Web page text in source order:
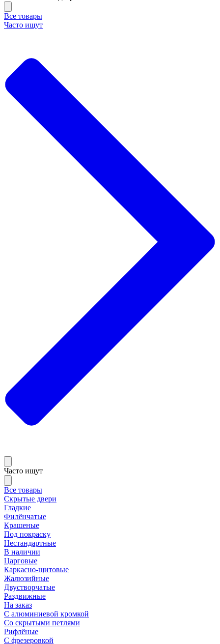
Все товары
Часто ищут
Часто ищут
Все товары
Скрытые двери
Гладкие
Филёнчатые
Крашеные
Под покраску
Нестандартные
В наличии
Царговые
Каркасно-щитовые
Жалюзийные
Двустворчатые
Раздвижные
На заказ
С алюминиевой кромкой
Со скрытыми петлями
Рифлёные
С фрезеровкой